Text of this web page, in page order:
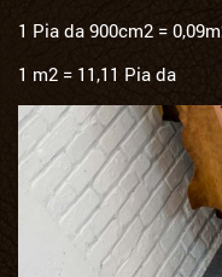
1 Pia da 900cm2 =
1 m2 = 11,11 Pia da